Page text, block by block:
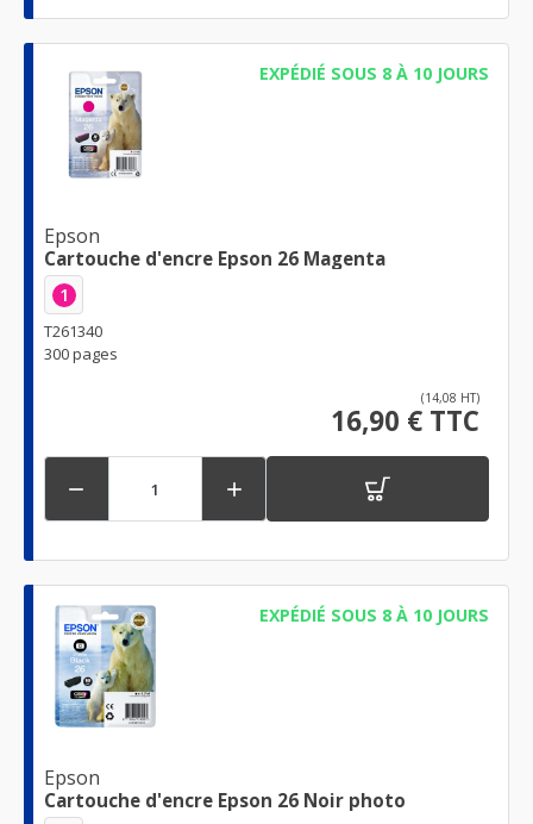
EXPÉDIÉ SOUS 8 À 10 JOURS
Epson
Cartouche d'encre Epson 26 Magenta
1
T261340
300 pages
(14,08 HT)
16,90 € TTC
 
EXPÉDIÉ SOUS 8 À 10 JOURS
Epson
Cartouche d'encre Epson 26 Noir photo